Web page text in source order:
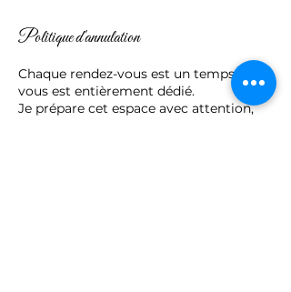
Politique d'annulation
Chaque rendez-vous est un temps qui
vous est entièrement dédié.
Je prépare cet espace avec attention,